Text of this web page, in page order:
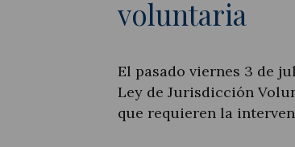
voluntaria
El pasado viernes 3 de
Ley de Jurisdicción
que requieren la